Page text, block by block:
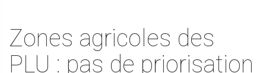
Zones agricoles des
PLU : pas de priorisation